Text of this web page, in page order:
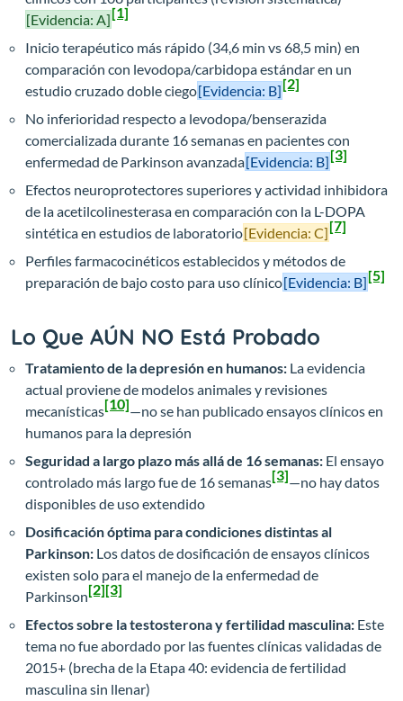
[Evidencia: A][1]
Inicio terapéutico más rápido (34,6 min vs 68,5 min) en
comparación con levodopa/carbidopa estándar en un
estudio cruzado doble ciego[Evidencia: B][2]
No inferioridad respecto a levodopa/benserazida
comercializada durante 16 semanas en pacientes con
enfermedad de Parkinson avanzada[Evidencia: B][3]
Efectos neuroprotectores superiores y actividad inhibidora
de la acetilcolinesterasa en comparación con la L-DOPA
sintética en estudios de laboratorio[Evidencia: C][7]
Perfiles farmacocinéticos establecidos y métodos de
preparación de bajo costo para uso clínico[Evidencia: B][5]
Lo Que AÚN NO Está Probado
Tratamiento de la depresión en humanos: La evidencia
actual proviene de modelos animales y revisiones
mecanísticas[10]—no se han publicado ensayos clínicos en
humanos para la depresión
Seguridad a largo plazo más allá de 16 semanas: El ensayo
controlado más largo fue de 16 semanas[3]—no hay datos
disponibles de uso extendido
Dosificación óptima para condiciones distintas al
Parkinson: Los datos de dosificación de ensayos clínicos
existen solo para el manejo de la enfermedad de
Parkinson[2][3]
Efectos sobre la testosterona y fertilidad masculina: Este
tema no fue abordado por las fuentes clínicas validadas de
2015+ (brecha de la Etapa 40: evidencia de fertilidad
masculina sin llenar)